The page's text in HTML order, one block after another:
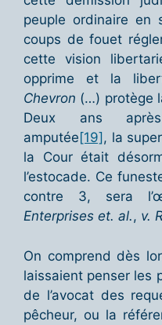
peuple ordinaire en
coups de fouet
cette vision
opprime et la
Chevron (…) protège
Deux ans après
amputée [19] , la
la Cour était
l’estocade. Ce
contre 3, sera
Enterprises et. al., v.
On comprend dès
laissaient penser les
de l’avocat des
pêcheur, ou la